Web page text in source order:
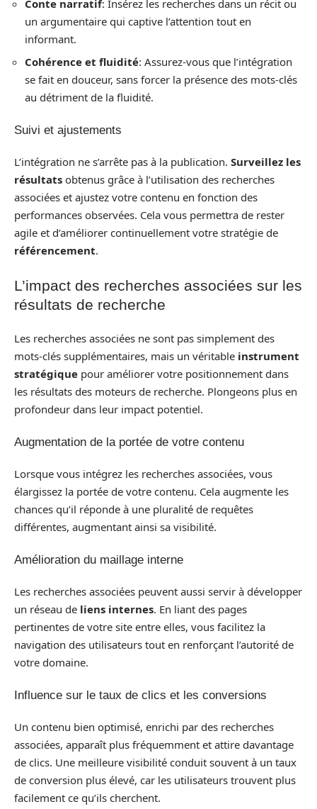
Conte narratif: Insérez les recherches dans un récit ou
un argumentaire qui captive l’attention tout en
informant.
Cohérence et fluidité: Assurez-vous que l’intégration
se fait en douceur, sans forcer la présence des mots-clés
au détriment de la fluidité.
Suivi et ajustements
L’intégration ne s’arrête pas à la publication. Surveillez les
résultats obtenus grâce à l’utilisation des recherches
associées et ajustez votre contenu en fonction des
performances observées. Cela vous permettra de rester
agile et d’améliorer continuellement votre stratégie de
référencement.
L’impact des recherches associées sur les
résultats de recherche
Les recherches associées ne sont pas simplement des
mots-clés supplémentaires, mais un véritable instrument
stratégique pour améliorer votre positionnement dans
les résultats des moteurs de recherche. Plongeons plus en
profondeur dans leur impact potentiel.
Augmentation de la portée de votre contenu
Lorsque vous intégrez les recherches associées, vous
élargissez la portée de votre contenu. Cela augmente les
chances qu’il réponde à une pluralité de requêtes
différentes, augmentant ainsi sa visibilité.
Amélioration du maillage interne
Les recherches associées peuvent aussi servir à développer
un réseau de liens internes. En liant des pages
pertinentes de votre site entre elles, vous facilitez la
navigation des utilisateurs tout en renforçant l’autorité de
votre domaine.
Influence sur le taux de clics et les conversions
Un contenu bien optimisé, enrichi par des recherches
associées, apparaît plus fréquemment et attire davantage
de clics. Une meilleure visibilité conduit souvent à un taux
de conversion plus élevé, car les utilisateurs trouvent plus
facilement ce qu’ils cherchent.